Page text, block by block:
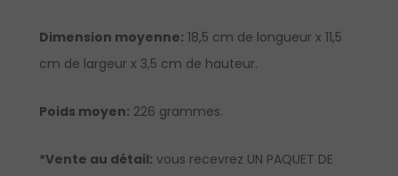
Dimension moyenne: 18,5 cm de longueur x 11,5
cm de largeur x 3,5 cm de hauteur.
Poids moyen: 226 grammes.
*Vente au détail: vous recevrez UN PAQUET DE